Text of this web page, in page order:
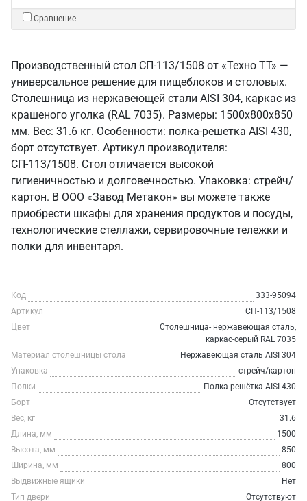
Сравнение
Производственный стол СП-113/1508 от «Техно ТТ» —
универсальное решение для пищеблоков и столовых.
Столешница из нержавеющей стали AISI 304, каркас из
крашеного уголка (RAL 7035). Размеры: 1500x800x850
мм. Вес: 31.6 кг. Особенности: полка-решетка AISI 430,
борт отсутствует. Артикул производителя:
СП-113/1508. Стол отличается высокой
гигиеничностью и долговечностью. Упаковка: стрейч/
картон. В ООО «Завод Метакон» вы можете также
приобрести шкафы для хранения продуктов и посуды,
технологические стеллажи, сервировочные тележки и
полки для инвентаря.
Код
333-95094
Артикул
СП-113/1508
Цвет
Столешница- нержавеющая сталь,
каркас-серый RAL 7035
Материал столешницы стола
Нержавеющая сталь AISI 304
Упаковка
стрейч/картон
Полки
Полка-решётка AISI 430
Борт
Отсутствует
Вес, кг
31.6
Длина, мм
1500
Высота, мм
850
Ширина, мм
800
Выдвижные ящики
Нет
Тип двери
Отсутствуют